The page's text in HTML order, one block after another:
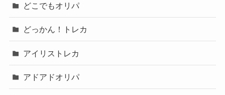
どこでもオリパ
どっかん！トレカ
アイリストレカ
アドアドオリパ